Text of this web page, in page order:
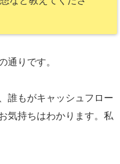
通りです。
誰もがキャッシュフロー
気持ちはわかります。私